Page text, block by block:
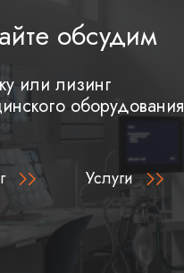
обсудим
или лизинг
оборудования
Услуги